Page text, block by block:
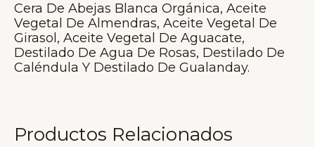
Cera De Abejas Blanca Orgánica, Aceite
Vegetal De Almendras, Aceite Vegetal De
Girasol, Aceite Vegetal De Aguacate,
Destilado De Agua De Rosas, Destilado De
Caléndula Y Destilado De Gualanday.
Productos Relacionados